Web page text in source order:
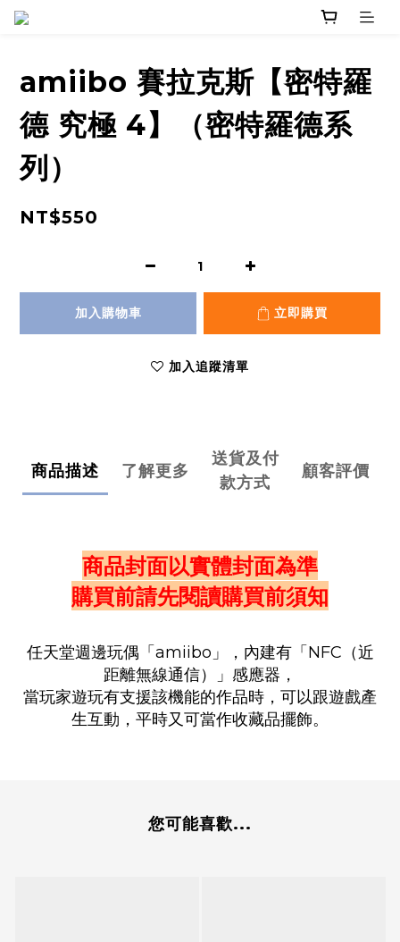
amiibo 賽拉克斯【密特羅
德 究極 4】（密特羅德系
列）
NT$550
加入購物車 立即購買
加入追蹤清單
商品描述 了解更多
送貨及付
款方式
顧客評價
商品封面以實體封面為準
購買前請先閱讀購買前須知
任天堂週邊玩偶「amiibo」，內建有「NFC（近
距離無線通信）」感應器，
當玩家遊玩有支援該機能的作品時， 可以跟遊戲產
生互動，平時又可當作收藏品擺飾。
您可能喜歡...